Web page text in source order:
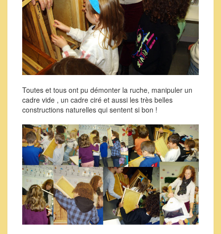
Toutes et tous ont pu démonter la ruche, manipuler un
cadre vide , un cadre ciré et aussi les très belles
constructions naturelles qui sentent si bon !